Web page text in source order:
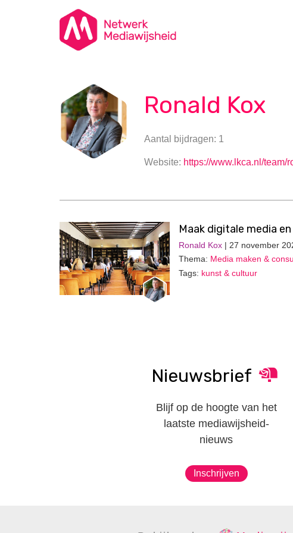
Ronald Kox
Aantal bijdragen: 1
Website: https://www.lkca.nl/team/
Maak digitale media
Ronald Kox | 27 november
Thema: Media maken &
Tags: kunst & cultuur
Nieuwsbrief
Blijf op de hoogte van het
laatste mediawijsheid-
nieuws
Inschrijven